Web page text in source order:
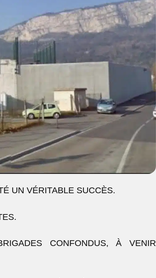
UN VÉRITABLE SUCCÈS.
CONFONDUS, À VENIR